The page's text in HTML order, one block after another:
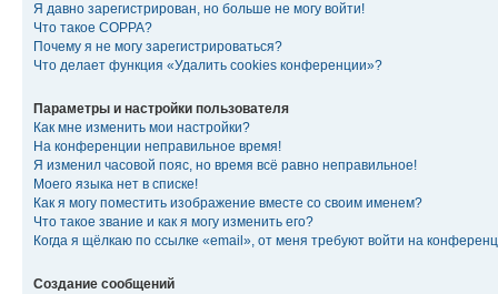
Я давно зарегистрирован, но больше не могу войти!
Что такое COPPA?
Почему я не могу зарегистрироваться?
Что делает функция «Удалить cookies конференции»?
Параметры и настройки пользователя
Как мне изменить мои настройки?
На конференции неправильное время!
Я изменил часовой пояс, но время всё равно неправильное!
Моего языка нет в списке!
Как я могу поместить изображение вместе со своим именем?
Что такое звание и как я могу изменить его?
Когда я щёлкаю по ссылке «email», от меня требуют войти на
Создание сообщений